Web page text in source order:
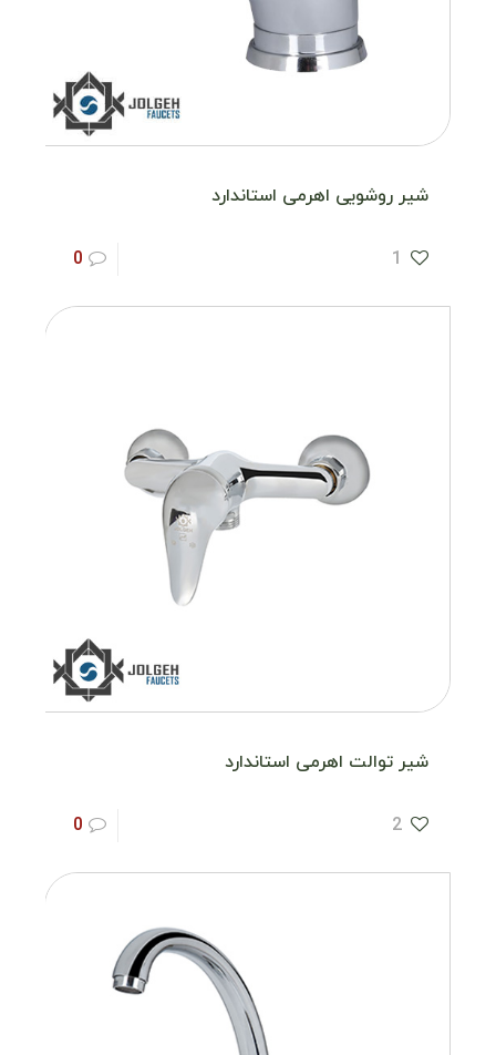
شیر روشویی اهرمی استاندارد
1
0
شیر توالت اهرمی استاندارد
2
0